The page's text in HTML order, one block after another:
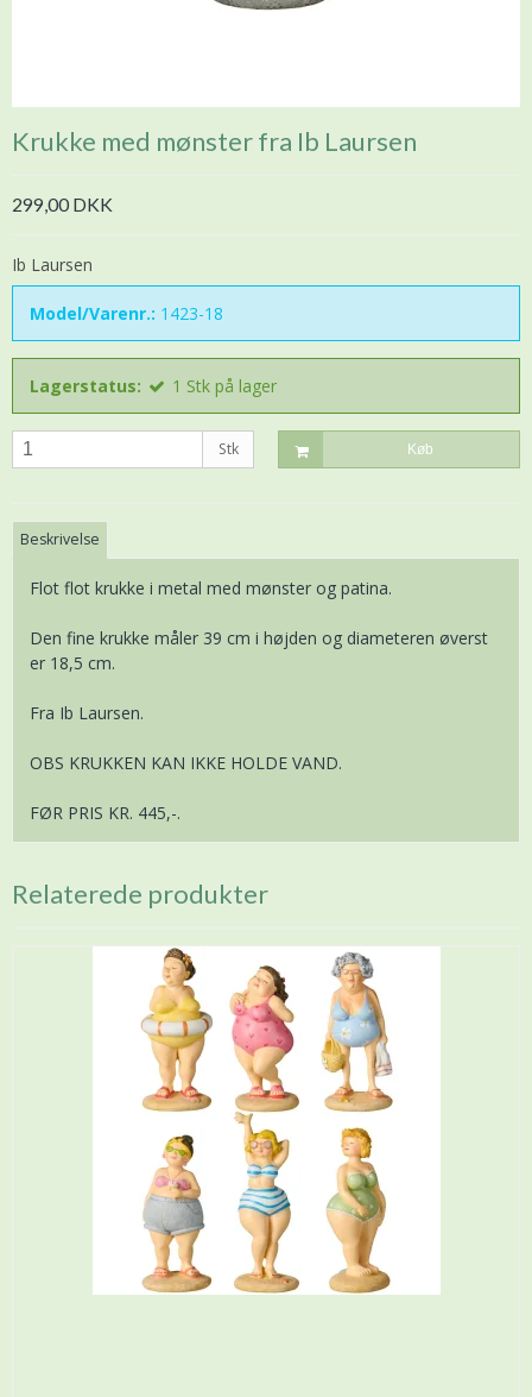
Krukke med mønster fra Ib Laursen
299,00 DKK
Ib Laursen
Model/Varenr.: 1423-18
Lagerstatus: 1 Stk på lager
Stk Køb
Beskrivelse
Flot flot krukke i metal med mønster og patina.
Den fine krukke måler 39 cm i højden og diameteren øverst
er 18,5 cm.
Fra Ib Laursen.
OBS KRUKKEN KAN IKKE HOLDE VAND.
FØR PRIS KR. 445,-.
Relaterede produkter